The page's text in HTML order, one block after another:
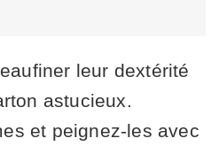
leur dextérité
astucieux.
et peignez-les avec